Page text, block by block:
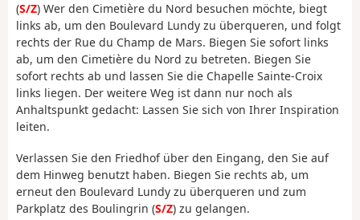
(S/Z) Wer den Cimetière du Nord besuchen möchte, biegt
links ab, um den Boulevard Lundy zu überqueren, und folgt
rechts der Rue du Champ de Mars. Biegen Sie sofort links
ab, um den Cimetière du Nord zu betreten. Biegen Sie
sofort rechts ab und lassen Sie die Chapelle Sainte-Croix
links liegen. Der weitere Weg ist dann nur noch als
Anhaltspunkt gedacht: Lassen Sie sich von Ihrer Inspiration
leiten.
Verlassen Sie den Friedhof über den Eingang, den Sie auf
dem Hinweg benutzt haben. Biegen Sie rechts ab, um
erneut den Boulevard Lundy zu überqueren und zum
Parkplatz des Boulingrin (S/Z) zu gelangen.